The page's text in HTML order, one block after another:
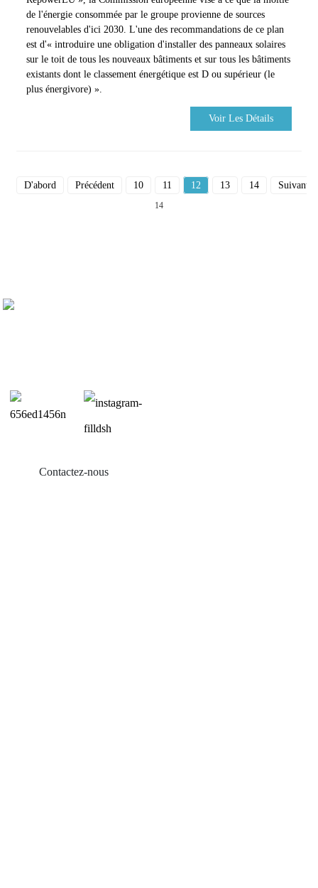
de l'énergie consommée par le groupe provienne de sources
renouvelables d'ici 2030. L'une des recommandations de ce plan
est d'« introduire une obligation d'installer des panneaux solaires
sur le toit de tous les nouveaux bâtiments et sur tous les bâtiments
existants dont le classement énergétique est D ou supérieur (le
plus énergivore) ».
Voir Les Détails
D'abord Précédent 10 11 12 13 14 Suivant
14
Contactez-nous